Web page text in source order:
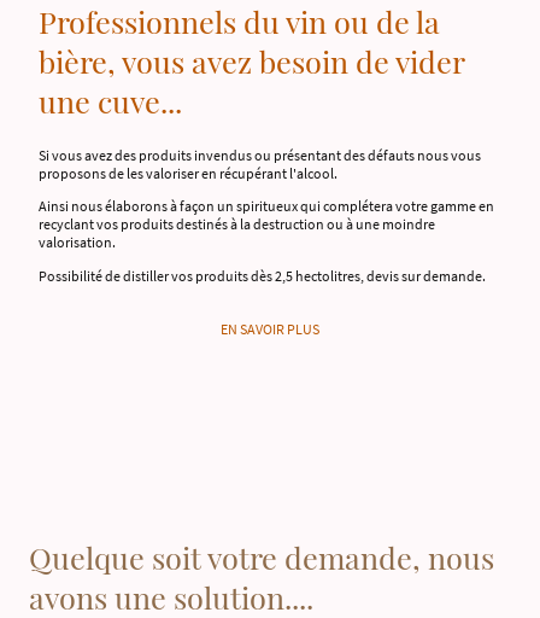
Professionnels du vin ou de la
bière, vous avez besoin de vider
une cuve...
Si vous avez des produits invendus ou présentant des défauts nous vous
proposons de les valoriser en récupérant l'alcool.
Ainsi nous élaborons à façon un spiritueux qui complétera votre gamme en
recyclant vos produits destinés à la destruction ou à une moindre
valorisation.
Possibilité de distiller vos produits dès 2,5 hectolitres, devis sur demande.
EN SAVOIR PLUS
Quelque soit votre demande, nous
avons une solution....